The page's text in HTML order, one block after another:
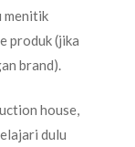
menitik
produk (jika
brand).
house,
dulu